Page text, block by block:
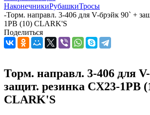
НаконечникиРубашкиТросы
-Торм. направл. 3-406 для V-брэйк 90` +
1PB (10) СLARK'S
Поделиться
Торм. направл. 3-406 для
защит. резинка CX23-1PB
СLARK'S